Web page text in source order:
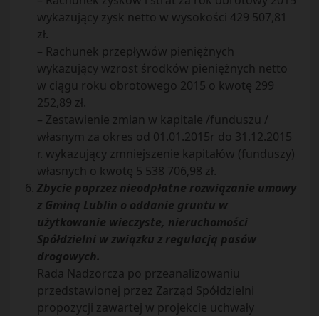
wykazujący zysk netto w wysokości 429 507,81
zł.
– Rachunek przepływów pieniężnych
wykazujący wzrost środków pieniężnych netto
w ciągu roku obrotowego 2015 o kwotę 299
252,89 zł.
– Zestawienie zmian w kapitale /funduszu /
własnym za okres od 01.01.2015r do 31.12.2015
r. wykazujący zmniejszenie kapitałów (funduszy)
własnych o kwotę 5 538 706,98 zł.
Zbycie poprzez nieodpłatne rozwiązanie umowy
z Gminą Lublin o oddanie gruntu w
użytkowanie wieczyste, nieruchomości
Spółdzielni w związku z regulacją pasów
drogowych.
Rada Nadzorcza po przeanalizowaniu
przedstawionej przez Zarząd Spółdzielni
propozycji zawartej w projekcie uchwały